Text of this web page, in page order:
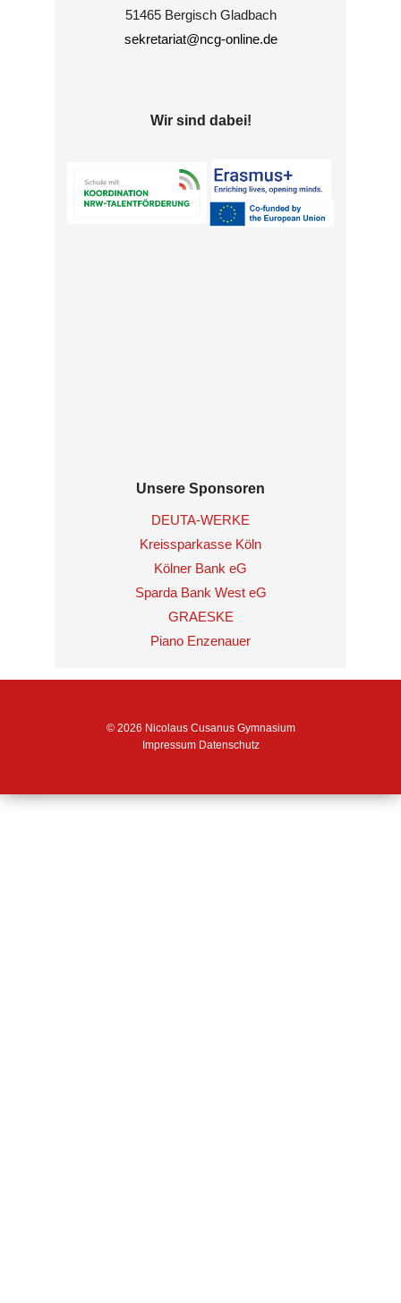
51465 Bergisch Gladbach
sekretariat@ncg-online.de
Wir sind dabei!
Unsere Sponsoren
DEUTA-WERKE
Kreissparkasse Köln
Kölner Bank eG
Sparda Bank West eG
GRAESKE
Piano Enzenauer
© 2026 Nicolaus Cusanus Gymnasium
Impressum Datenschutz